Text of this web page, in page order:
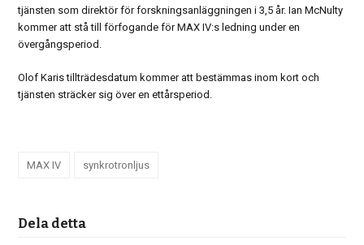
tjänsten som direktör för forskningsanläggningen i 3,5 år. Ian McNulty
kommer att stå till förfogande för MAX IV:s ledning under en
övergångsperiod.
Olof Karis tillträdesdatum kommer att bestämmas inom kort och
tjänsten sträcker sig över en ettårsperiod.
MAX IV synkrotronljus
Dela detta